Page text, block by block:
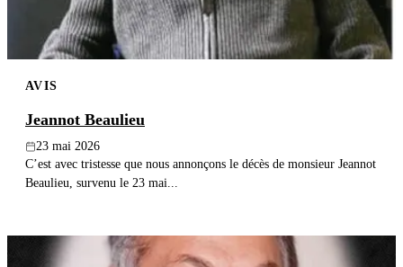
AVIS
Jeannot Beaulieu
23 mai 2026
C’est avec tristesse que nous annonçons le décès de monsieur Jeannot
Beaulieu, survenu le 23 mai...